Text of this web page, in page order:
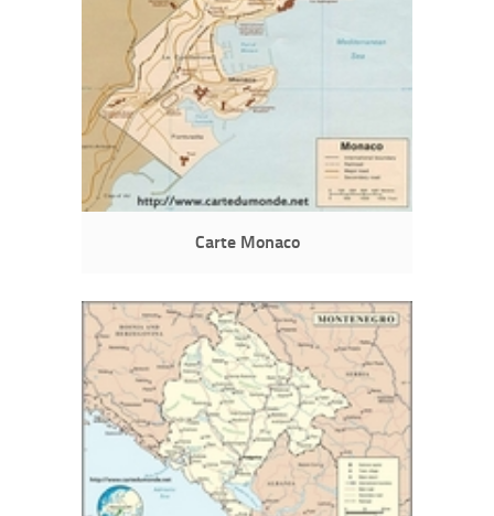
Carte Monaco